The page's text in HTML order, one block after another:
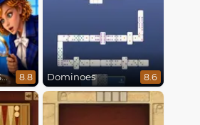
Hidden Object: Street Of Secrets 8.8 Dominoes 8.6